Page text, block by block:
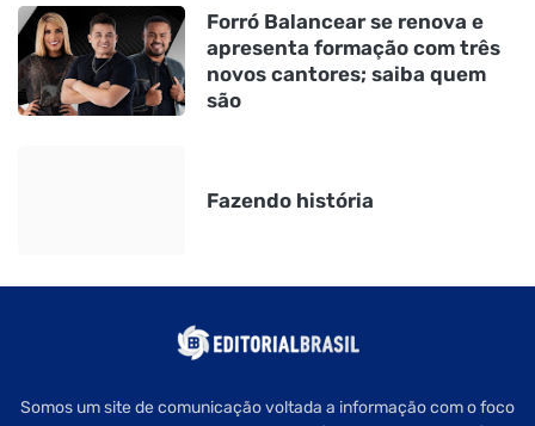
Forró Balancear se renova e
apresenta formação com três
novos cantores; saiba quem
são
Fazendo história
Somos um site de comunicação voltada a informação com o foco